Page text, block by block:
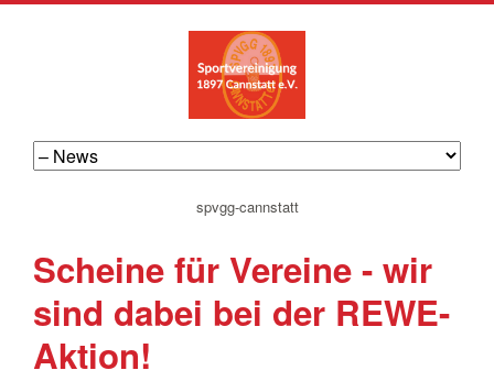
navigation
spvgg-cannstatt
Scheine für Vereine - wir
sind dabei bei der REWE-
Aktion!